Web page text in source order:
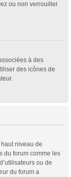
ou non verrouiller
à des
des icônes de
niveau de
du forum comme les
ou de
du forum a